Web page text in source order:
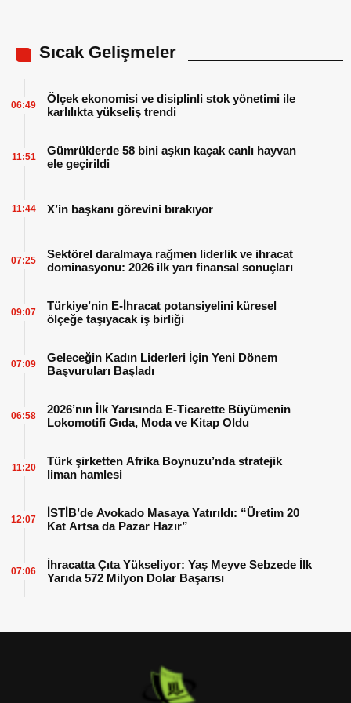
Sıcak Gelişmeler
Ölçek ekonomisi ve disiplinli stok yönetimi ile
karlılıkta yükseliş trendi
06:49
Gümrüklerde 58 bini aşkın kaçak canlı hayvan
ele geçirildi
11:51
X’in başkanı görevini bırakıyor
11:44
Sektörel daralmaya rağmen liderlik ve ihracat
dominasyonu: 2026 ilk yarı finansal sonuçları
07:25
Türkiye’nin E-İhracat potansiyelini küresel
ölçeğe taşıyacak iş birliği
09:07
Geleceğin Kadın Liderleri İçin Yeni Dönem
Başvuruları Başladı
07:09
2026’nın İlk Yarısında E-Ticarette Büyümenin
Lokomotifi Gıda, Moda ve Kitap Oldu
06:58
Türk şirketten Afrika Boynuzu’nda stratejik
liman hamlesi
11:20
İSTİB’de Avokado Masaya Yatırıldı: “Üretim 20
Kat Artsa da Pazar Hazır”
12:07
İhracatta Çıta Yükseliyor: Yaş Meyve Sebzede İlk
Yarıda 572 Milyon Dolar Başarısı
07:06